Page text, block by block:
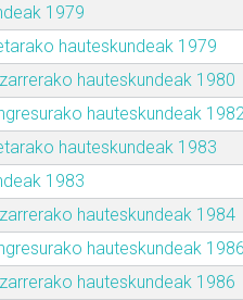
1979
hauteskundeak 1979
hauteskundeak 1980
hauteskundeak 1982
hauteskundeak 1983
1983
hauteskundeak 1984
hauteskundeak 1986
hauteskundeak 1986